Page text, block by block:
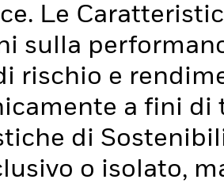
Le
sulla
rischio e
a fini di
di
o isolato,